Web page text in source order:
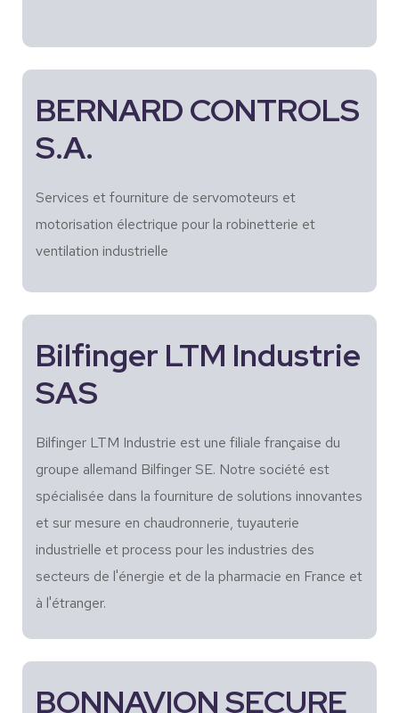
BERNARD CONTROLS
S.A.
Services et fourniture de servomoteurs et
motorisation électrique pour la robinetterie et
ventilation industrielle
Bilfinger LTM Industrie
SAS
Bilfinger LTM Industrie est une filiale française du
groupe allemand Bilfinger SE. Notre société est
spécialisée dans la fourniture de solutions innovantes
et sur mesure en chaudronnerie, tuyauterie
industrielle et process pour les industries des
secteurs de l'énergie et de la pharmacie en France et
à l'étranger.
BONNAVION SECURE